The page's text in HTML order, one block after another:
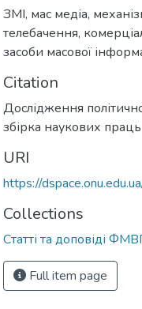
ЗМІ, мас медіа,
телебачення,
засоби масової
Citation
Дослідження
збірка наукових праць
URI
https://
Collections
Статті та доповіді
Full item page